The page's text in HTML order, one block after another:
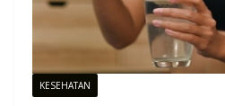
KESEHATAN